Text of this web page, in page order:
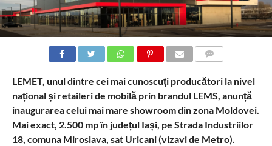
LEMET, unul dintre cei mai cunoscuți producători la nivel
național și retaileri de mobilă prin brandul LEMS, anunță
inaugurareacelui mai mare showroom din zona Moldovei.
Mai exact, 2.500 mpîn județul Iași, pe Strada Industriilor
18, comuna Miroslava, sat Uricani(vizavi de Metro).